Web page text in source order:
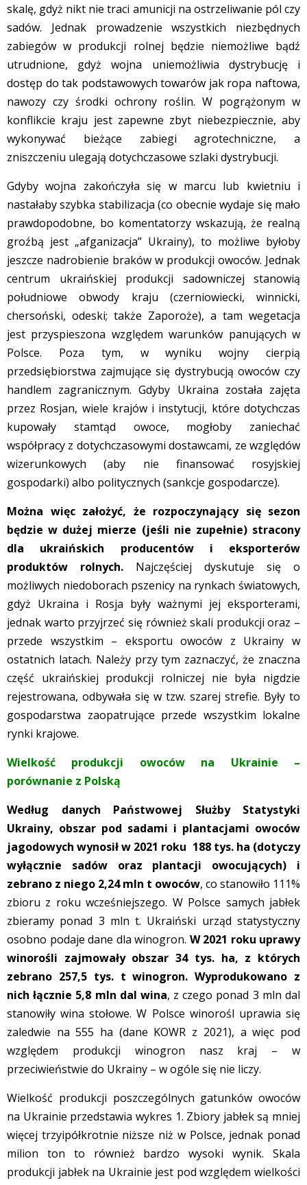
skalę, gdyż nikt nie traci amunicji na ostrzeliwanie pól czy
sadów. Jednak prowadzenie wszystkich niezbędnych
zabiegów w produkcji rolnej będzie niemożliwe bądź
utrudnione, gdyż wojna uniemożliwia dystrybucję i
dostęp do tak podstawowych towarów jak ropa naftowa,
nawozy czy środki ochrony roślin. W pogrążonym w
konflikcie kraju jest zapewne zbyt niebezpiecznie, aby
wykonywać bieżące zabiegi agrotechniczne, a
zniszczeniu ulegają dotychczasowe szlaki dystrybucji.
Gdyby wojna zakończyła się w marcu lub kwietniu i
nastałaby szybka stabilizacja (co obecnie wydaje się mało
prawdopodobne, bo komentatorzy wskazują, że realną
groźbą jest „afganizacja” Ukrainy), to możliwe byłoby
jeszcze nadrobienie braków w produkcji owoców. Jednak
centrum ukraińskiej produkcji sadowniczej stanowią
południowe obwody kraju (czerniowiecki, winnicki,
chersoński, odeski; także Zaporoże), a tam wegetacja
jest przyspieszona względem warunków panujących w
Polsce. Poza tym, w wyniku wojny cierpią
przedsiębiorstwa zajmujące się dystrybucją owoców czy
handlem zagranicznym. Gdyby Ukraina została zajęta
przez Rosjan, wiele krajów i instytucji, które dotychczas
kupowały stamtąd owoce, mogłoby zaniechać
współpracy z dotychczasowymi dostawcami, ze względów
wizerunkowych (aby nie finansować rosyjskiej
gospodarki) albo politycznych (sankcje gospodarcze).
Można więc założyć, że rozpoczynający się sezon
będzie w dużej mierze (jeśli nie zupełnie) stracony
dla ukraińskich producentów i eksporterów
produktów rolnych. Najczęściej dyskutuje się o
możliwych niedoborach pszenicy na rynkach światowych,
gdyż Ukraina i Rosja były ważnymi jej eksporterami,
jednak warto przyjrzeć się również skali produkcji oraz –
przede wszystkim – eksportu owoców z Ukrainy w
ostatnich latach. Należy przy tym zaznaczyć, że znaczna
część ukraińskiej produkcji rolniczej nie była nigdzie
rejestrowana, odbywała się w tzw. szarej strefie. Były to
gospodarstwa zaopatrujące przede wszystkim lokalne
rynki krajowe.
Wielkość produkcji owoców na Ukrainie –
porównanie z Polską
Według danych Państwowej Służby Statystyki
Ukrainy, obszar pod sadami i plantacjami owoców
jagodowych wynosił w 2021 roku 188 tys. ha (dotyczy
wyłącznie sadów oraz plantacji owocujących) i
zebrano z niego 2,24 mln t owoców, co stanowiło 111%
zbioru z roku wcześniejszego. W Polsce samych jabłek
zbieramy ponad 3 mln t. Ukraiński urząd statystyczny
osobno podaje dane dla winogron. W 2021 roku uprawy
winorośli zajmowały obszar 34 tys. ha, z których
zebrano 257,5 tys. t winogron. Wyprodukowano z
nich łącznie 5,8 mln dal wina, z czego ponad 3 mln dal
stanowiły wina stołowe. W Polsce winorośl uprawia się
zaledwie na 555 ha (dane KOWR z 2021), a więc pod
względem produkcji winogron nasz kraj – w
przeciwieństwie do Ukrainy – w ogóle się nie liczy.
Wielkość produkcji poszczególnych gatunków owoców
na Ukrainie przedstawia wykres 1. Zbiory jabłek są mniej
więcej trzyipółkrotnie niższe niż w Polsce, jednak ponad
milion ton to również bardzo wysoki wynik. Skala
produkcji jabłek na Ukrainie jest pod względem wielkości